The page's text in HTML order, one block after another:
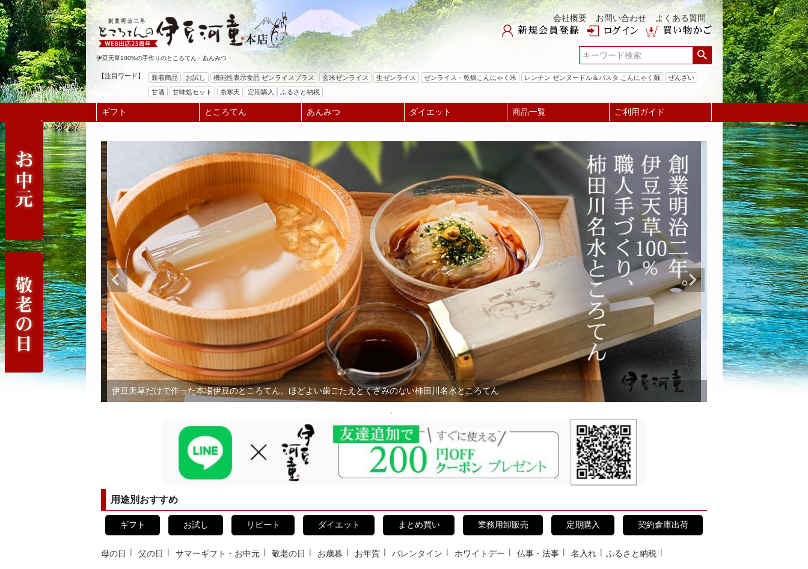
伊豆天草100%の手作りのところてん・あんみつ
会社概要 お問い合わせ よくある質問
検索
【注目ワード】 新着商品 お試し 機能性表示食品 ゼンライスプラス 玄米ゼンライス 生ゼンライス ゼンライス・乾燥こんにゃく米 レンチン ゼンヌードル＆パスタ こんにゃく麺
ぜんざい
甘酒
甘味処セット 糸寒天 定期購入 ふるさと納税
ギフト ところてん あんみつ ダイエット 商品一覧 ご利用ガイド
伊豆天草だけで作った本場伊豆のところてん。ほどよい歯ごたえとくさみのない柿田川名水ところてん
用途別おすすめ
ギフト お試し リピート ダイエット まとめ買い 業務用卸販売 定期購入 契約倉庫出荷
母の日 父の日 サマーギフト・お中元 敬老の日 お歳暮 お年賀 バレンタイン ホワイトデー 仏事・法事 名入れ ふるさと納税